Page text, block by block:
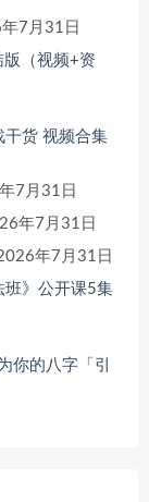
7月31日
（视频+资
干货 视频合集
7月31日
年7月31日
年7月31日
班》公开课5集
你的八字「引